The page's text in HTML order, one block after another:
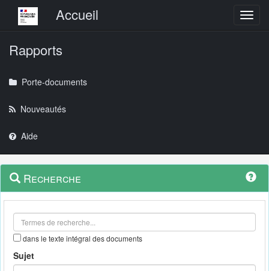
Menu principalAccueil
Rapports
Porte-documents
Nouveautés
Aide
Navigation
outils
Menu
contextuel
Recherche
dans le texte intégral des documents
Sujet